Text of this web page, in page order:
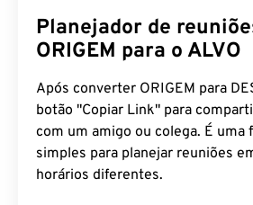
Planejador de
ORIGEM para o ALVO
Após converter ORIGEM para
botão "Copiar Link" para
com um amigo ou colega. É uma
simples para planejar reuniões
horários diferentes.